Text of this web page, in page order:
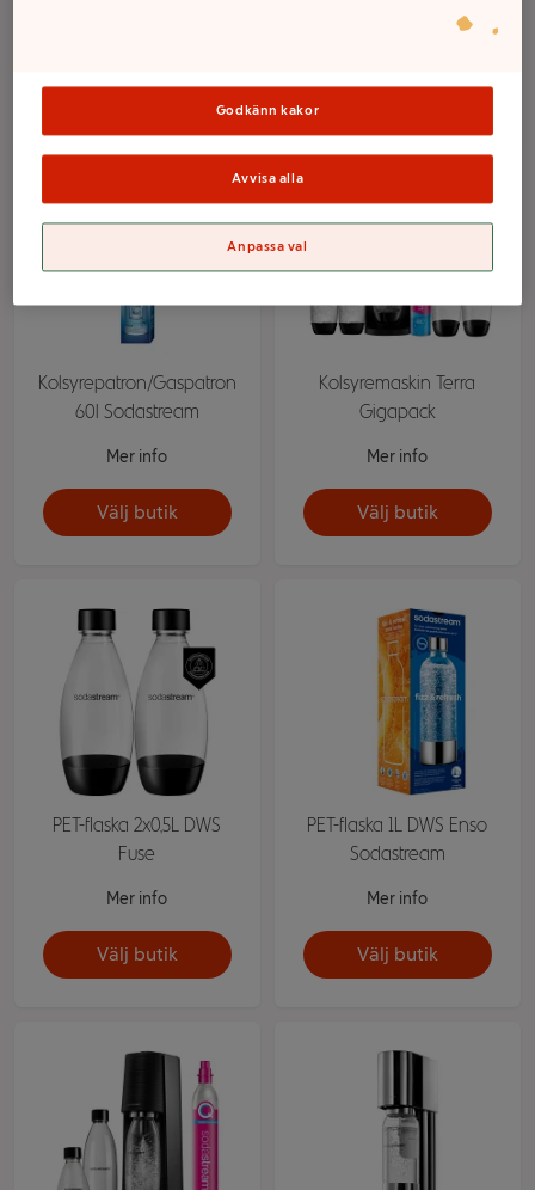
Kolsyrepatron/Gaspatron
60l Sodastream
Mer info
Välj butik
Kolsyremaskin Terra
Gigapack
Mer info
Välj butik
PET-flaska 2x0,5L DWS
Fuse
Mer info
Välj butik
PET-flaska 1L DWS Enso
Sodastream
Mer info
Välj butik
Godkänn kakor
Avvisa alla
Anpassa val